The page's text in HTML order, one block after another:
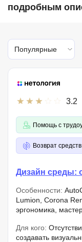
подробным
Популярные
3.2
Помощь с
Возврат средств
Дизайн среды:
Особенности:
Lumion, Corona
эргономика,
Для кого:
создавать